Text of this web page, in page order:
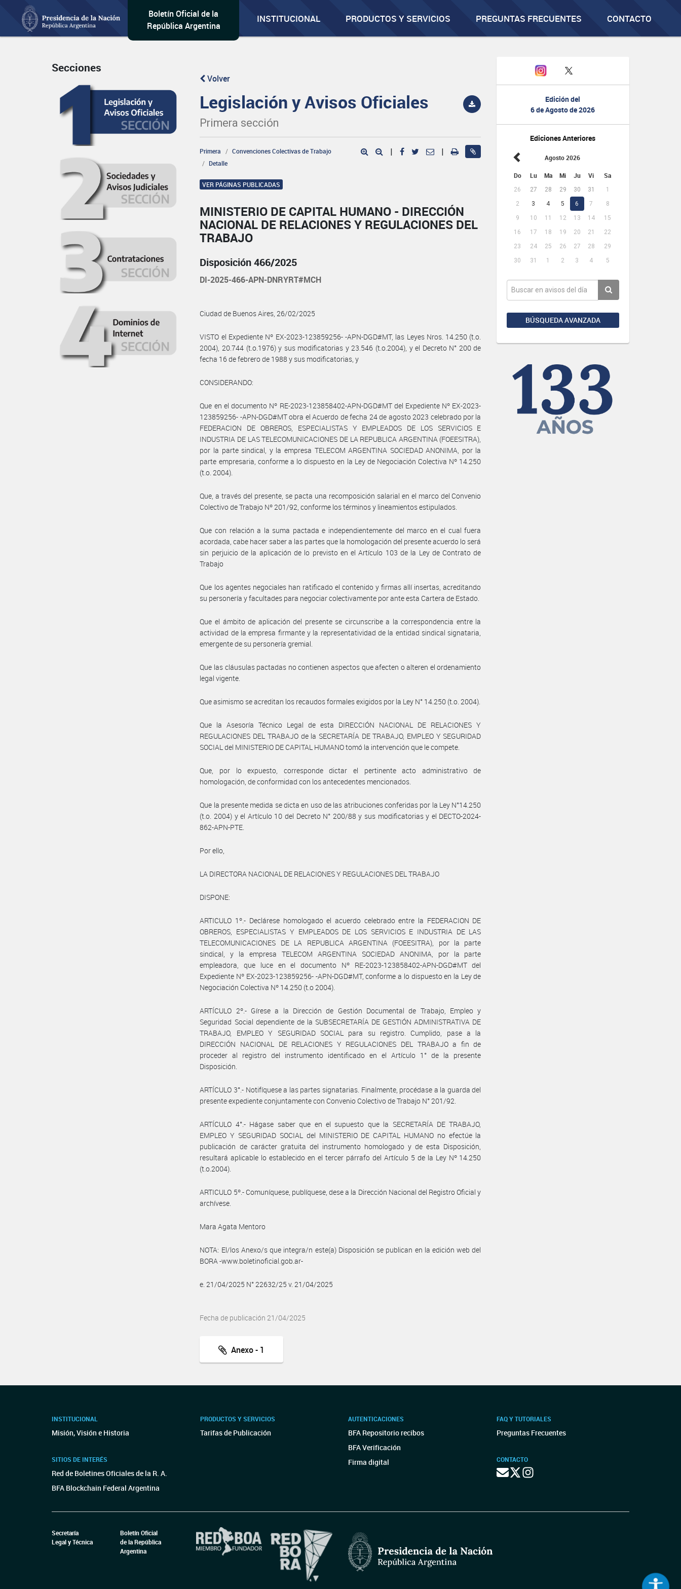
Boletín Oficial de la
República Argentina
INSTITUCIONAL PRODUCTOS Y SERVICIOS PREGUNTAS FRECUENTES CONTACTO
Edición del
6 de Agosto de 2026
Ediciones Anteriores
Agosto 2026
Do Lu Ma Mi Ju Vi Sa
26 27 28 29 30 31
1
2
3 4 5 6 7
8
9
10 11 12 13 14
15
16
17 18 19 20 21
22
23
24 25 26 27 28
29
30
31 1 2 3 4 5
BÚSQUEDA AVANZADA
Secciones
Volver
Legislación y Avisos Oficiales
Primera sección
Primera
Convenciones Colectivas de Trabajo
Detalle
| |
VER PÁGINAS PUBLICADAS
MINISTERIO DE CAPITAL HUMANO - DIRECCIÓN
NACIONAL DE RELACIONES Y REGULACIONES DEL
TRABAJO
Disposición 466/2025
DI-2025-466-APN-DNRYRT#MCH
Ciudad de Buenos Aires, 26/02/2025
VISTO el Expediente Nº EX-2023-123859256- -APN-DGD#MT, las Leyes Nros. 14.250 (t.o.
2004), 20.744 (t.o.1976) y sus modificatorias y 23.546 (t.o.2004), y el Decreto N° 200 de
fecha 16 de febrero de 1988 y sus modificatorias, y
CONSIDERANDO:
Que en el documento Nº RE-2023-123858402-APN-DGD#MT del Expediente Nº EX-2023-
123859256- -APN-DGD#MT obra el Acuerdo de fecha 24 de agosto 2023 celebrado por la
FEDERACION DE OBREROS, ESPECIALISTAS Y EMPLEADOS DE LOS SERVICIOS E
INDUSTRIA DE LAS TELECOMUNICACIONES DE LA REPUBLICA ARGENTINA (FOEESITRA),
por la parte sindical, y la empresa TELECOM ARGENTINA SOCIEDAD ANONIMA, por la
parte empresaria, conforme a lo dispuesto en la Ley de Negociación Colectiva Nº 14.250
(t.o. 2004).
Que, a través del presente, se pacta una recomposición salarial en el marco del Convenio
Colectivo de Trabajo Nº 201/92, conforme los términos y lineamientos estipulados.
Que con relación a la suma pactada e independientemente del marco en el cual fuera
acordada, cabe hacer saber a las partes que la homologación del presente acuerdo lo será
sin perjuicio de la aplicación de lo previsto en el Artículo 103 de la Ley de Contrato de
Trabajo
Que los agentes negociales han ratificado el contenido y firmas allí insertas, acreditando
su personería y facultades para negociar colectivamente por ante esta Cartera de Estado.
Que el ámbito de aplicación del presente se circunscribe a la correspondencia entre la
actividad de la empresa firmante y la representatividad de la entidad sindical signataria,
emergente de su personería gremial.
Que las cláusulas pactadas no contienen aspectos que afecten o alteren el ordenamiento
legal vigente.
Que asimismo se acreditan los recaudos formales exigidos por la Ley N° 14.250 (t.o. 2004).
Que la Asesoría Técnico Legal de esta DIRECCIÓN NACIONAL DE RELACIONES Y
REGULACIONES DEL TRABAJO de la SECRETARÍA DE TRABAJO, EMPLEO Y SEGURIDAD
SOCIAL del MINISTERIO DE CAPITAL HUMANO tomó la intervención que le compete.
Que, por lo expuesto, corresponde dictar el pertinente acto administrativo de
homologación, de conformidad con los antecedentes mencionados.
Que la presente medida se dicta en uso de las atribuciones conferidas por la Ley N°14.250
(t.o. 2004) y el Artículo 10 del Decreto N° 200/88 y sus modificatorias y el DECTO-2024-
862-APN-PTE.
Por ello,
LA DIRECTORA NACIONAL DE RELACIONES Y REGULACIONES DEL TRABAJO
DISPONE:
ARTICULO 1º.- Declárese homologado el acuerdo celebrado entre la FEDERACION DE
OBREROS, ESPECIALISTAS Y EMPLEADOS DE LOS SERVICIOS E INDUSTRIA DE LAS
TELECOMUNICACIONES DE LA REPUBLICA ARGENTINA (FOEESITRA), por la parte
sindical, y la empresa TELECOM ARGENTINA SOCIEDAD ANONIMA, por la parte
empleadora, que luce en el documento Nº RE-2023-123858402-APN-DGD#MT del
Expediente Nº EX-2023-123859256- -APN-DGD#MT, conforme a lo dispuesto en la Ley de
Negociación Colectiva Nº 14.250 (t.o 2004).
ARTÍCULO 2º.- Gírese a la Dirección de Gestión Documental de Trabajo, Empleo y
Seguridad Social dependiente de la SUBSECRETARÍA DE GESTIÓN ADMINISTRATIVA DE
TRABAJO, EMPLEO Y SEGURIDAD SOCIAL para su registro. Cumplido, pase a la
DIRECCIÓN NACIONAL DE RELACIONES Y REGULACIONES DEL TRABAJO a fin de
proceder al registro del instrumento identificado en el Artículo 1° de la presente
Disposición.
ARTÍCULO 3°.- Notifíquese a las partes signatarias. Finalmente, procédase a la guarda del
presente expediente conjuntamente con Convenio Colectivo de Trabajo N° 201/92.
ARTÍCULO 4°.- Hágase saber que en el supuesto que la SECRETARÍA DE TRABAJO,
EMPLEO Y SEGURIDAD SOCIAL del MINISTERIO DE CAPITAL HUMANO no efectúe la
publicación de carácter gratuita del instrumento homologado y de esta Disposición,
resultará aplicable lo establecido en el tercer párrafo del Artículo 5 de la Ley Nº 14.250
(t.o.2004).
ARTICULO 5º.- Comuníquese, publíquese, dese a la Dirección Nacional del Registro Oficial y
archívese.
Mara Agata Mentoro
NOTA: El/los Anexo/s que integra/n este(a) Disposición se publican en la edición web del
BORA -www.boletinoficial.gob.ar-
e. 21/04/2025 N° 22632/25 v. 21/04/2025
Fecha de publicación 21/04/2025
Anexo - 1
INSTITUCIONAL
Misión, Visión e Historia
SITIOS DE INTERÉS
Red de Boletines Oficiales de la R. A.
BFA Blockchain Federal Argentina
PRODUCTOS Y SERVICIOS
Tarifas de Publicación
AUTENTICACIONES
BFA Repositorio recibos
BFA Verificación
Firma digital
FAQ Y TUTORIALES
Preguntas Frecuentes
CONTACTO
Secretaría
Legal y Técnica
Boletín Oficial
de la República
Argentina